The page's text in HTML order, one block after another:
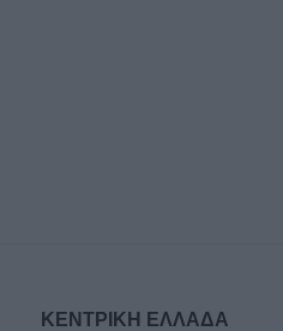
υπό μερικό
ΚΕΝΤΡΙΚΗ ΕΛΛΑΔΑ